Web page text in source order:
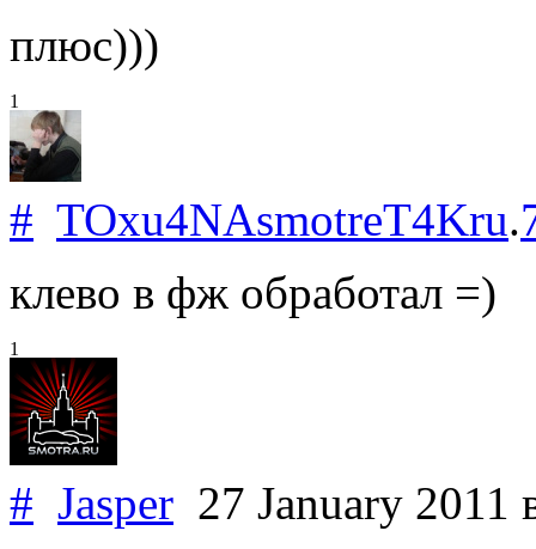
плюс)))
1
# TOxu4NAsmotreT4Kru.
клево в фж обработал =)
1
# Jasper 27 January 2011